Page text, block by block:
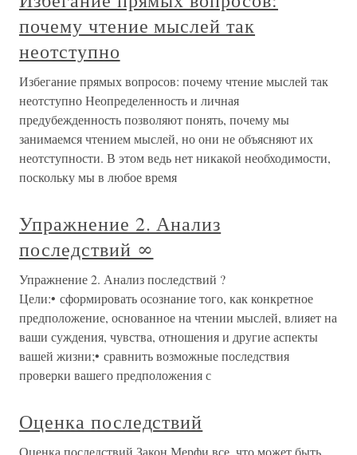
почему чтение мыслей так
неотступно
Избегание прямых вопросов: почему чтение мыслей так
неотступно Неопределенность и личная
предубежденность позволяют понять, почему мы
занимаемся чтением мыслей, но они не объясняют их
неотступности. В этом ведь нет никакой необходимости,
поскольку мы в любое время
Упражнение 2. Анализ
последствий ∞
Упражнение 2. Анализ последствий ?
Цели:• сформировать осознание того, как конкретное
предположение, основанное на чтении мыслей, влияет на
ваши суждения, чувства, отношения и другие аспекты
вашей жизни;• сравнить возможные последствия
проверки вашего предположения с
Оценка последствий
Оценка последствий Закон Мерфи все, что может быть